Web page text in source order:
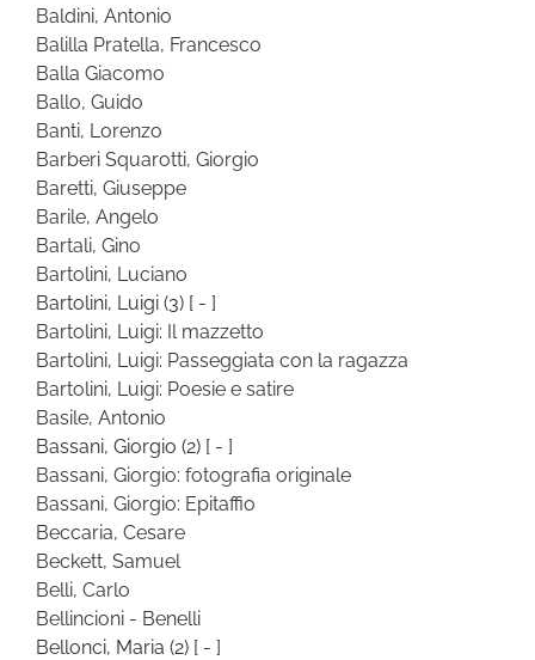
Baldini, Antonio
Balilla Pratella, Francesco
Balla Giacomo
Ballo, Guido
Banti, Lorenzo
Barberi Squarotti, Giorgio
Baretti, Giuseppe
Barile, Angelo
Bartali, Gino
Bartolini, Luciano
Bartolini, Luigi (3) [ - ]
Bartolini, Luigi: Il mazzetto
Bartolini, Luigi: Passeggiata con la ragazza
Bartolini, Luigi: Poesie e satire
Basile, Antonio
Bassani, Giorgio (2) [ - ]
Bassani, Giorgio: fotografia originale
Bassani, Giorgio: Epitaffio
Beccaria, Cesare
Beckett, Samuel
Belli, Carlo
Bellincioni - Benelli
Bellonci, Maria (2) [ - ]